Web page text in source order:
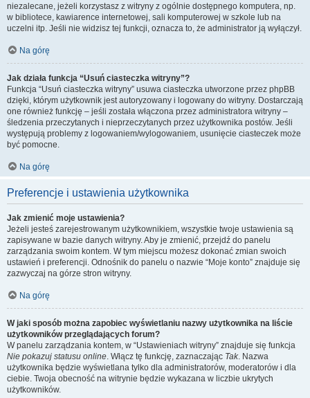
niezalecane, jeżeli korzystasz z witryny z ogólnie dostępnego komputera, np.
w bibliotece, kawiarence internetowej, sali komputerowej w szkole lub na
uczelni itp. Jeśli nie widzisz tej funkcji, oznacza to, że administrator ją wyłączył.
Na górę
Jak działa funkcja “Usuń ciasteczka witryny”?
Funkcja “Usuń ciasteczka witryny” usuwa ciasteczka utworzone przez phpBB
dzięki, którym użytkownik jest autoryzowany i logowany do witryny. Dostarczają
one również funkcję – jeśli została włączona przez administratora witryny –
śledzenia przeczytanych i nieprzeczytanych przez użytkownika postów. Jeśli
występują problemy z logowaniem/wylogowaniem, usunięcie ciasteczek może
być pomocne.
Na górę
Preferencje i ustawienia użytkownika
Jak zmienić moje ustawienia?
Jeżeli jesteś zarejestrowanym użytkownikiem, wszystkie twoje ustawienia są
zapisywane w bazie danych witryny. Aby je zmienić, przejdź do panelu
zarządzania swoim kontem. W tym miejscu możesz dokonać zmian swoich
ustawień i preferencji. Odnośnik do panelu o nazwie “Moje konto” znajduje się
zazwyczaj na górze stron witryny.
Na górę
W jaki sposób można zapobiec wyświetlaniu nazwy użytkownika na liście
użytkowników przeglądających forum?
W panelu zarządzania kontem, w “Ustawieniach witryny” znajduje się funkcja
Nie pokazuj statusu online. Włącz tę funkcję, zaznaczając Tak. Nazwa
użytkownika będzie wyświetlana tylko dla administratorów, moderatorów i dla
ciebie. Twoja obecność na witrynie będzie wykazana w liczbie ukrytych
użytkowników.